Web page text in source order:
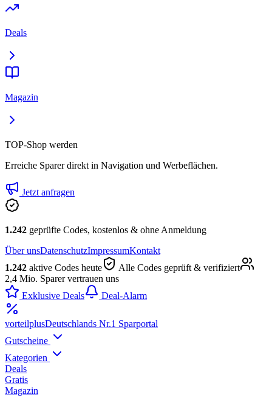
Deals
Magazin
TOP-Shop werden
Erreiche Sparer direkt in Navigation und Werbeflächen.
Jetzt anfragen
1.242 geprüfte Codes, kostenlos & ohne Anmeldung
Über unsDatenschutzImpressumKontakt
1.242 aktive Codes heute
Alle Codes geprüft & verifiziert
2,4 Mio. Sparer vertrauen uns
Exklusive Deals
Deal-Alarm
vorteilplusDeutschlands Nr.1 Sparportal
Gutscheine
Kategorien
Deals
Gratis
Magazin